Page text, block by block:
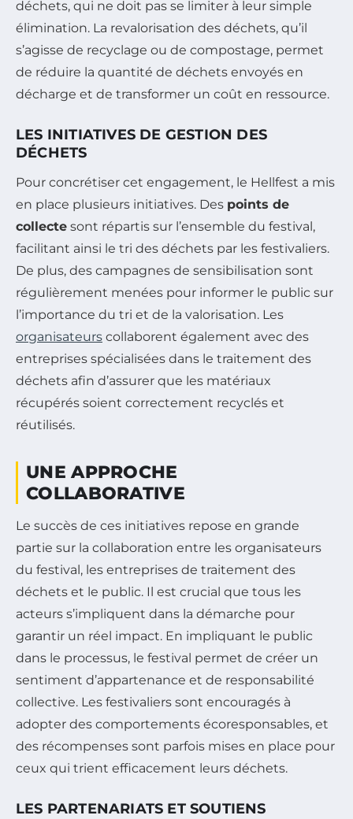
déchets, qui ne doit pas se limiter à leur simple
élimination. La revalorisation des déchets, qu’il
s’agisse de recyclage ou de compostage, permet
de réduire la quantité de déchets envoyés en
décharge et de transformer un coût en ressource.
LES INITIATIVES DE GESTION DES
DÉCHETS
Pour concrétiser cet engagement, le Hellfest a mis
en place plusieurs initiatives. Des points de
collecte sont répartis sur l’ensemble du festival,
facilitant ainsi le tri des déchets par les festivaliers.
De plus, des campagnes de sensibilisation sont
régulièrement menées pour informer le public sur
l’importance du tri et de la valorisation. Les
organisateurs collaborent également avec des
entreprises spécialisées dans le traitement des
déchets afin d’assurer que les matériaux
récupérés soient correctement recyclés et
réutilisés.
UNE APPROCHE
COLLABORATIVE
Le succès de ces initiatives repose en grande
partie sur la collaboration entre les organisateurs
du festival, les entreprises de traitement des
déchets et le public. Il est crucial que tous les
acteurs s’impliquent dans la démarche pour
garantir un réel impact. En impliquant le public
dans le processus, le festival permet de créer un
sentiment d’appartenance et de responsabilité
collective. Les festivaliers sont encouragés à
adopter des comportements écoresponsables, et
des récompenses sont parfois mises en place pour
ceux qui trient efficacement leurs déchets.
LES PARTENARIATS ET SOUTIENS